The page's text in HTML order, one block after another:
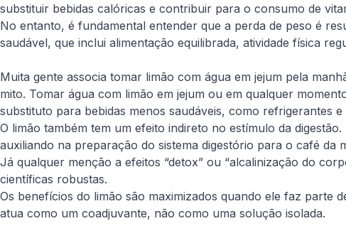
substituir bebidas calóricas e contribuir para o consumo de
No entanto, é fundamental entender que a perda de peso é
saudável, que inclui alimentação equilibrada, atividade física
Muita gente associa tomar limão com água em jejum pela
mito. Tomar água com limão em jejum ou em qualquer
substituto para bebidas menos saudáveis, como refrigerantes e
O limão também tem um efeito indireto no estímulo da
auxiliando na preparação do sistema digestório para o café
Já qualquer menção a efeitos “detox” ou “alcalinização do
científicas robustas.
Os benefícios do limão são maximizados quando ele faz parte
atua como um coadjuvante, não como uma solução isolada.